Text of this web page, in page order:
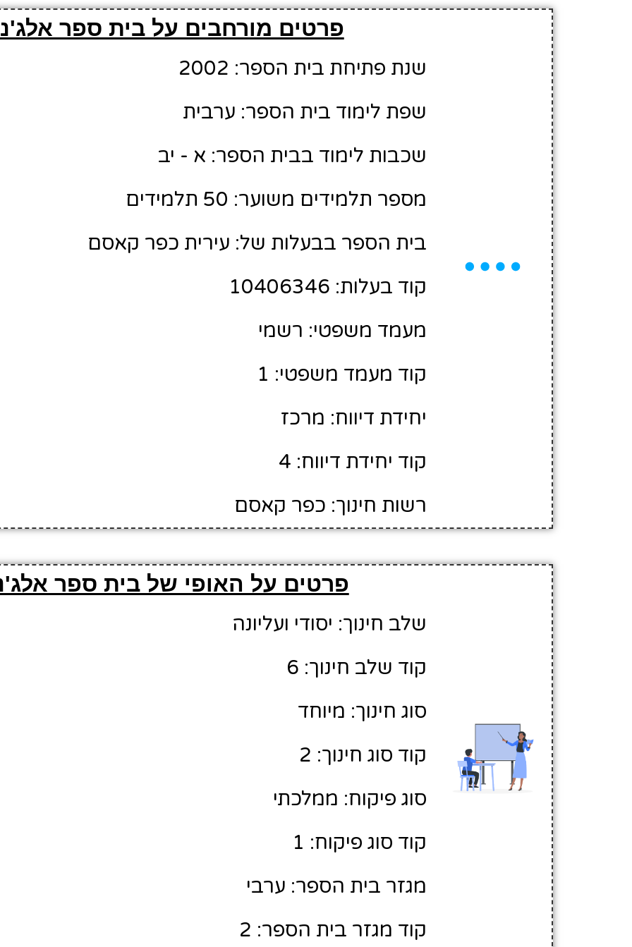
פרטים מורחבים על בית ספר
שנת פתיחת בית הספר: 2002
שפת לימוד בית הספר: ערבית
שכבות לימוד בבית הספר: א - יב
מספר תלמידים משוער: 50 תלמידים
בית הספר בבעלות של: עירית כפר קאסם
קוד בעלות: 10406346
מעמד משפטי: רשמי
קוד מעמד משפטי: 1
יחידת דיווח: מרכז
קוד יחידת דיווח: 4
רשות חינוך: כפר קאסם
פרטים על האופי של בית ספר
שלב חינוך: יסודי ועליונה
קוד שלב חינוך: 6
סוג חינוך: מיוחד
קוד סוג חינוך: 2
סוג פיקוח: ממלכתי
קוד סוג פיקוח: 1
מגזר בית הספר: ערבי
קוד מגזר בית הספר: 2